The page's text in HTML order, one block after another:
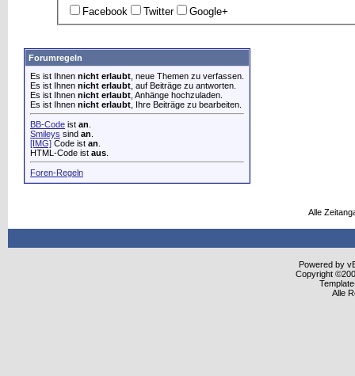
Facebook Twitter Google+
Forumregeln
Es ist Ihnen nicht erlaubt , neue Themen zu verfassen.
Es ist Ihnen nicht erlaubt , auf Beiträge zu antworten.
Es ist Ihnen nicht erlaubt , Anhänge hochzuladen.
Es ist Ihnen nicht erlaubt , Ihre Beiträge zu bearbeiten.
BB-Code ist an
Smileys sind an
[IMG] Code ist an
HTML-Code ist aus
Foren-Regeln
Alle
Powered by
Copyright
Alle